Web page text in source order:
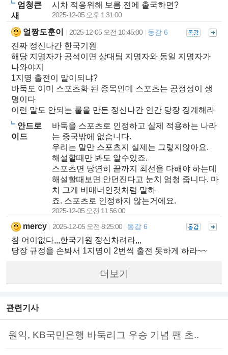
엄청큰
새
시차 적응위해 보름 전에 출국하면?
2025-12-05 오후 1:31:00
얼짱도훈이 2025-12-05 오전 10:45:00 동감 6
진짜 정신나간 한국기원
해당 지명자가 공석이면 상대팀 지명자와 동일 지명자가
나와야지
1지명 출전이 말이되냐?
바둑도 이미 스포츠화 된 종목인데 스포츠는 공정성이 생
명이다
이런 말도 안되는 룰을 만든 정신나간 인간 당장 징계해라
안드로
이드
바둑을 스포츠로 인정하고 실제 적용하는 나라
는 중국밖에 없습니다.
우리는 말만 스포츠지 실제는 그렇지않아요.
해설할때만 봐도 알수있죠.
스포츠면 당연히 끝까지 최선을 다해야 하는데
해설할때보면 안던진다고 눈치 엄청 줍니다. 마
치 그게 비매너인것처럼 말하
죠. 스포츠로 인정하지 않는거에요.
2025-12-05 오전 11:56:00
mercy 2025-12-05 오전 8:25:00 동감 6
참 어이없다,,,한국기원 정신차려라,,,
당장 규정을 손봐서 1지명이 2번씩 출전 못하게 하라~~
더보기
관련기사
원익, KB국민은행 바둑리그 우승 기념 팬 초..